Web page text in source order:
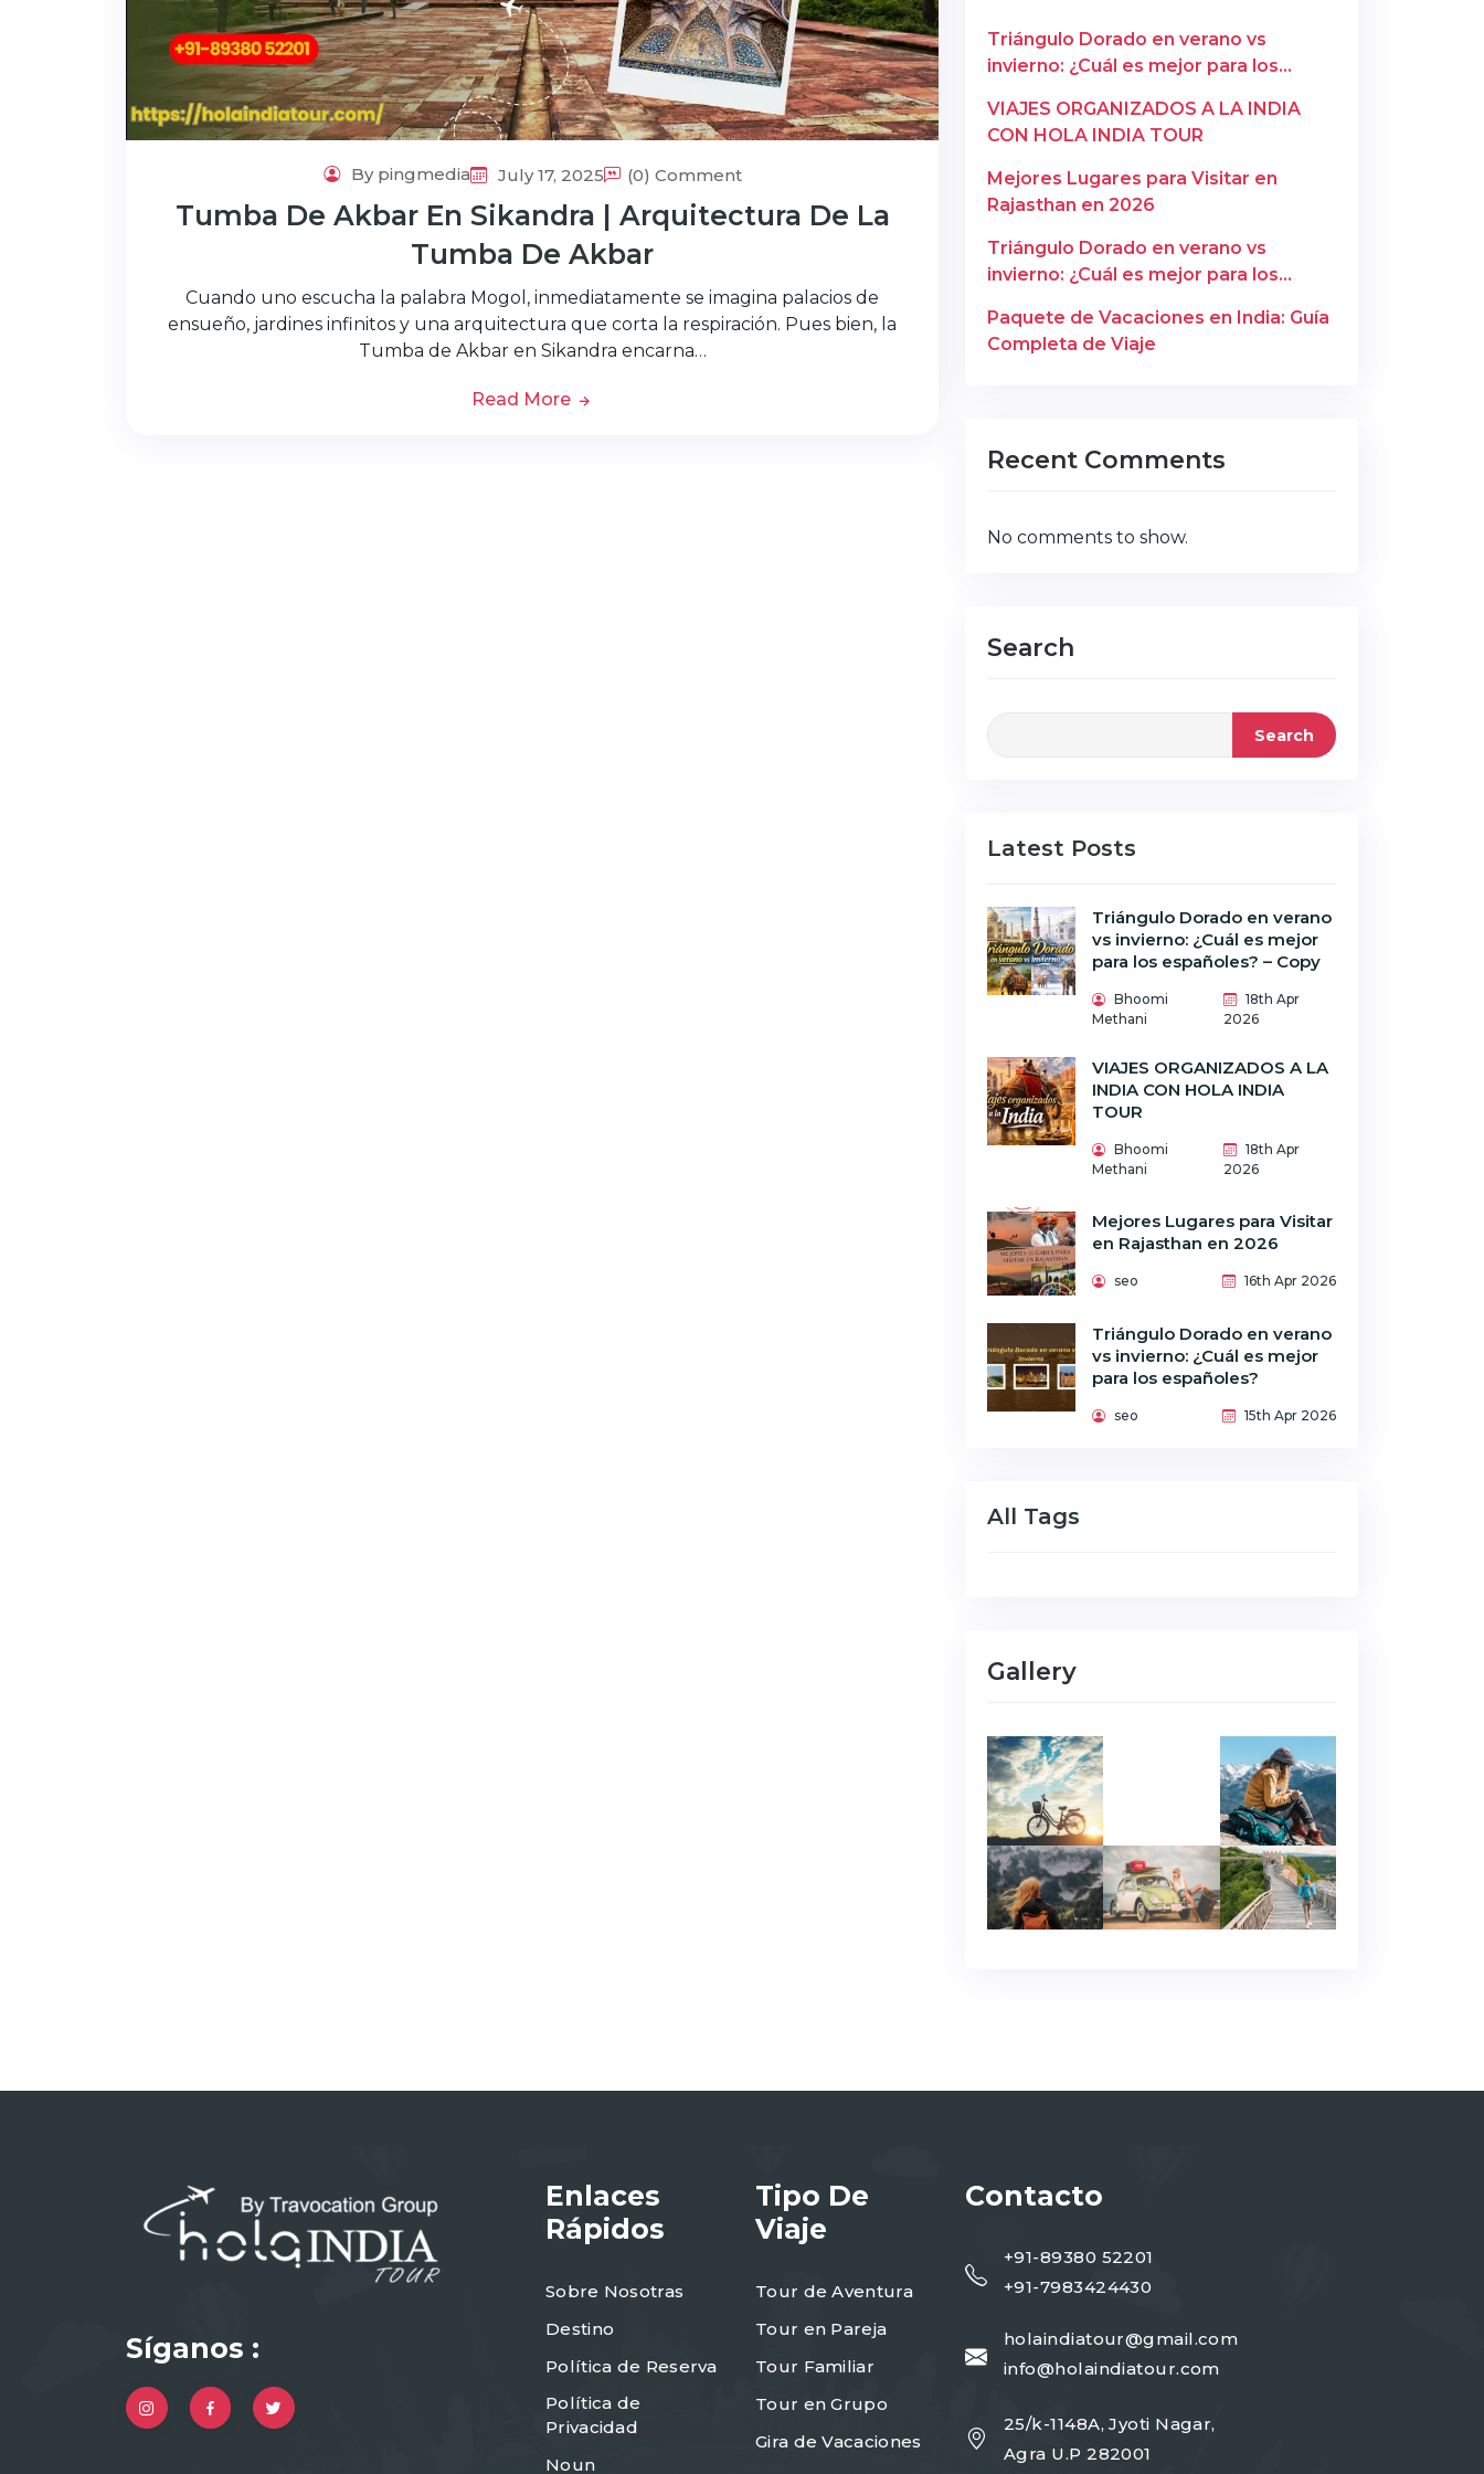
By pingmedia July 17, 2025 (0) Comment
Tumba De Akbar En Sikandra | Arquitectura De La
Tumba De Akbar
Cuando uno escucha la palabra Mogol, inmediatamente se imagina palacios de
ensueño, jardines infinitos y una arquitectura que corta la respiración. Pues bien, la
Tumba de Akbar en Sikandra encarna…
Read More
Triángulo Dorado en verano vs
invierno: ¿Cuál es mejor para los
VIAJES ORGANIZADOS A LA INDIA
CON HOLA INDIA TOUR
Mejores Lugares para Visitar en
Rajasthan en 2026
Triángulo Dorado en verano vs
invierno: ¿Cuál es mejor para los
Paquete de Vacaciones en India: Guía
Completa de Viaje
Recent Comments
No comments to show.
Search
Search
Latest Posts
Triángulo Dorado en verano
vs invierno: ¿Cuál es mejor
para los españoles? – Copy
Bhoomi
Methani
18th Apr
2026
VIAJES ORGANIZADOS A LA
INDIA CON HOLA INDIA
TOUR
Bhoomi
Methani
18th Apr
2026
Mejores Lugares para Visitar
en Rajasthan en 2026
seo 16th Apr 2026
Triángulo Dorado en verano
vs invierno: ¿Cuál es mejor
para los españoles?
seo 15th Apr 2026
All Tags
Gallery
Síganos :
Enlaces
Rápidos
Sobre Nosotras
Destino
Política de Reserva
Política de
Privacidad
Noun
Tipo De
Viaje
Tour de Aventura
Tour en Pareja
Tour Familiar
Tour en Grupo
Gira de Vacaciones
Contacto
+91-89380 52201
+91-7983424430
holaindiatour@gmail.com
info@holaindiatour.com
25/k-1148A, Jyoti Nagar,
Agra U.P 282001